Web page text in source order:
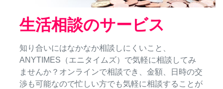
生活相談のサービス
知り合いにはなかなか相談しにくいこと、
ANYTIMES（エニタイムズ）で気軽に相談してみ
ませんか？オンラインで相談でき、金額、日時の交
渉も可能なので忙しい方でも気軽に相談することが